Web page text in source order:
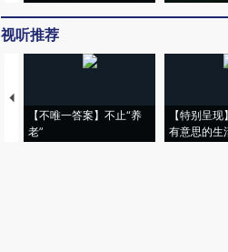
视听推荐
【不唯一答案】不止“养
老”
【特别呈
有意思的生